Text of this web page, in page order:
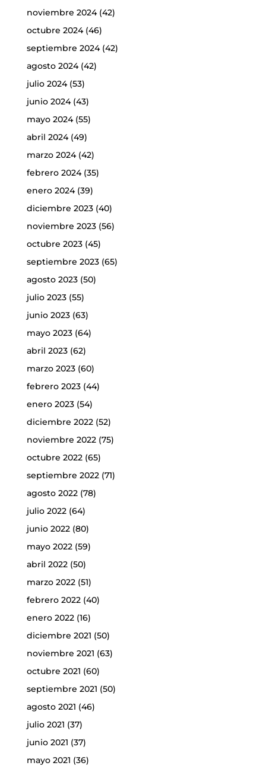
noviembre 2024(42)
octubre 2024(46)
septiembre 2024(42)
agosto 2024(42)
julio 2024(53)
junio 2024(43)
mayo 2024(55)
abril 2024(49)
marzo 2024(42)
febrero 2024(35)
enero 2024(39)
diciembre 2023(40)
noviembre 2023(56)
octubre 2023(45)
septiembre 2023(65)
agosto 2023(50)
julio 2023(55)
junio 2023(63)
mayo 2023(64)
abril 2023(62)
marzo 2023(60)
febrero 2023(44)
enero 2023(54)
diciembre 2022(52)
noviembre 2022(75)
octubre 2022(65)
septiembre 2022(71)
agosto 2022(78)
julio 2022(64)
junio 2022(80)
mayo 2022(59)
abril 2022(50)
marzo 2022(51)
febrero 2022(40)
enero 2022(16)
diciembre 2021 (50)
noviembre 2021 (63)
octubre 2021 (60)
septiembre 2021 (50)
agosto 2021 (46)
julio 2021 (37)
junio 2021 (37)
mayo 2021 (36)